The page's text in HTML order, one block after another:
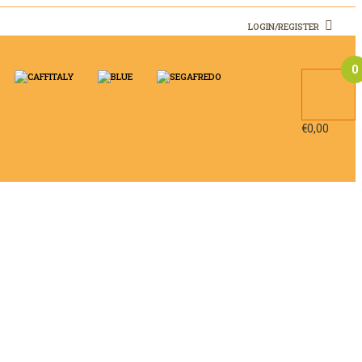
LOGIN/REGISTER
0
€0,00